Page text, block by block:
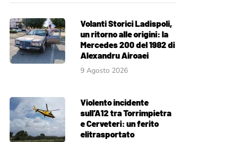
Volanti Storici Ladispoli,
un ritorno alle origini: la
Mercedes 200 del 1982 di
Alexandru Airoaei
9 Agosto 2026
Violento incidente
sull’A12 tra Torrimpietra
e Cerveteri: un ferito
elitrasportato